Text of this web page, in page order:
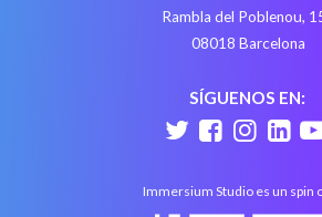
Rambla del Poblenou,
08018 Barcelona
SÍGUENOS EN:
Immersium Studio es un spin